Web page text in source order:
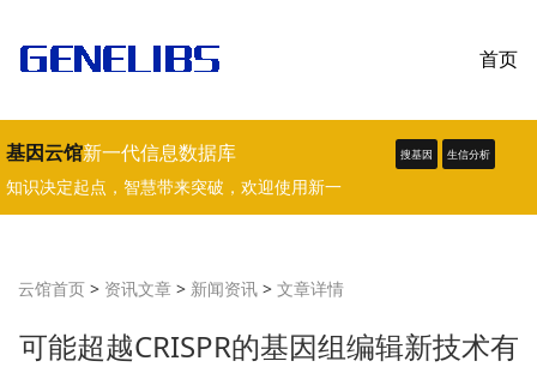
首页
基因云馆新一代信息数据库
知识决定起点，智慧带来突破，欢迎使用新一
代生物学、医学数据库。
搜基因 生信分析
云馆首页 > 资讯文章 > 新闻资讯 > 文章详情
可能超越CRISPR的基因组编辑新技术有